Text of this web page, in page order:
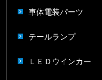
車体電装パーツ
テールランプ
ＬＥＤウインカー